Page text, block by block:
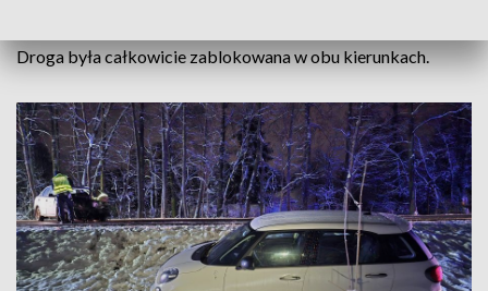
Droga była całkowicie zablokowana w obu kierunkach.